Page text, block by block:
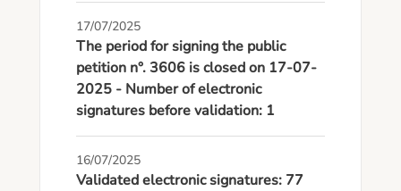
17/07/2025
The period for signing the public
petition n°. 3606 is closed on 17-07-
2025 - Number of electronic
signatures before validation: 1
16/07/2025
Validated electronic signatures: 77